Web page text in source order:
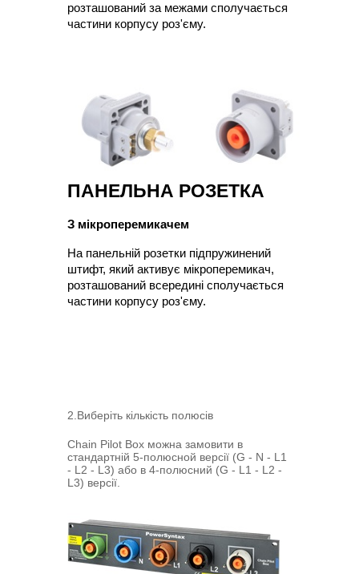
розташований за межами сполучається
частини корпусу роз'єму.
ПАНЕЛЬНА РОЗЕТКА
З мікроперемикачем
На панельній розетки підпружинений
штифт, який активує мікроперемикач,
розташований всередині сполучається
частини корпусу роз'єму.
2.Виберіть кількість полюсів
Chain Pilot Box можна замовити в
стандартній 5-полюсной версії (G - N - L1
- L2 - L3) або в 4-полюсний (G - L1 - L2 -
L3) версії.